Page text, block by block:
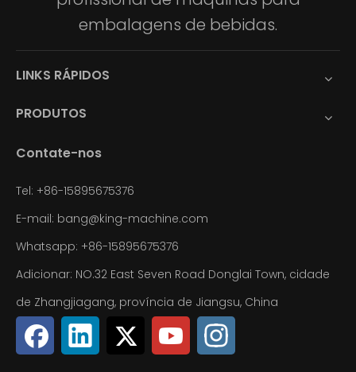
embalagens de bebidas.
LINKS RÁPIDOS
PRODUTOS
Contate-nos
Tel: +86-15895675376
E-mail: bang@king-machine.com
Whatsapp: +86-15895675376
Adicionar: NO.32 East Seven Road Donglai Town, cidade
de Zhangjiagang, província de Jiangsu, China